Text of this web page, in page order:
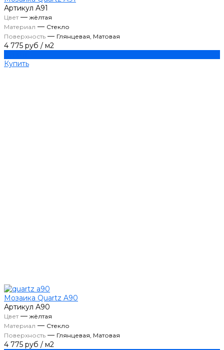
Артикул А91
Цвет— жёлтая
Материал — Стекло
Поверхность — Глянцевая, Матовая
4 775 руб / м2
Купить
Мозаика Quartz A90
Артикул А90
Цвет— жёлтая
Материал — Стекло
Поверхность — Глянцевая, Матовая
4 775 руб / м2